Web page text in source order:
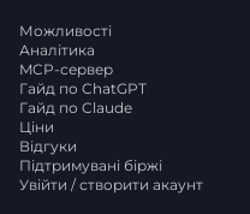
Можливості
Аналітика
MCP-сервер
Гайд по ChatGPT
Гайд по Claude
Ціни
Відгуки
Підтримувані біржі
Увійти / створити акаунт